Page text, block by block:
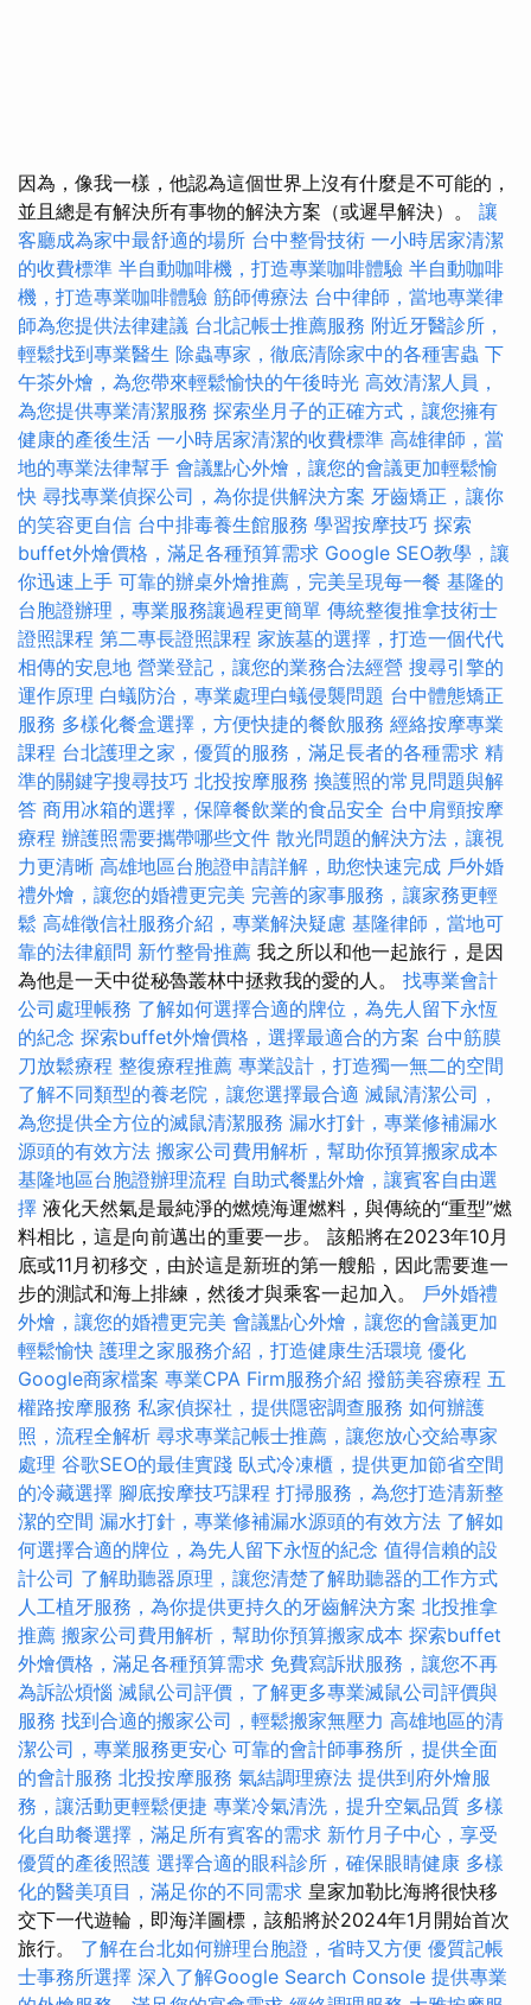
因為，像我一樣，他認為這個世界上沒有什麼是不可能的，
並且總是有解決所有事物的解決方案（或遲早解決）。 讓
客廳成為家中最舒適的場所 台中整骨技術 一小時居家清潔
的收費標準 半自動咖啡機，打造專業咖啡體驗 半自動咖啡
機，打造專業咖啡體驗 筋師傅療法 台中律師，當地專業律
師為您提供法律建議 台北記帳士推薦服務 附近牙醫診所，
輕鬆找到專業醫生 除蟲專家，徹底清除家中的各種害蟲 下
午茶外燴，為您帶來輕鬆愉快的午後時光 高效清潔人員，
為您提供專業清潔服務 探索坐月子的正確方式，讓您擁有
健康的產後生活 一小時居家清潔的收費標準 高雄律師，當
地的專業法律幫手 會議點心外燴，讓您的會議更加輕鬆愉
快 尋找專業偵探公司，為你提供解決方案 牙齒矯正，讓你
的笑容更自信 台中排毒養生館服務 學習按摩技巧 探索
buffet外燴價格，滿足各種預算需求 Google SEO教學，讓
你迅速上手 可靠的辦桌外燴推薦，完美呈現每一餐 基隆的
台胞證辦理，專業服務讓過程更簡單 傳統整復推拿技術士
證照課程 第二專長證照課程 家族墓的選擇，打造一個代代
相傳的安息地 營業登記，讓您的業務合法經營 搜尋引擎的
運作原理 白蟻防治，專業處理白蟻侵襲問題 台中體態矯正
服務 多樣化餐盒選擇，方便快捷的餐飲服務 經絡按摩專業
課程 台北護理之家，優質的服務，滿足長者的各種需求 精
準的關鍵字搜尋技巧 北投按摩服務 換護照的常見問題與解
答 商用冰箱的選擇，保障餐飲業的食品安全 台中肩頸按摩
療程 辦護照需要攜帶哪些文件 散光問題的解決方法，讓視
力更清晰 高雄地區台胞證申請詳解，助您快速完成 戶外婚
禮外燴，讓您的婚禮更完美 完善的家事服務，讓家務更輕
鬆 高雄徵信社服務介紹，專業解決疑慮 基隆律師，當地可
靠的法律顧問 新竹整骨推薦 我之所以和他一起旅行，是因
為他是一天中從秘魯叢林中拯救我的愛的人。 找專業會計
公司處理帳務 了解如何選擇合適的牌位，為先人留下永恆
的紀念 探索buffet外燴價格，選擇最適合的方案 台中筋膜
刀放鬆療程 整復療程推薦 專業設計，打造獨一無二的空間
了解不同類型的養老院，讓您選擇最合適 滅鼠清潔公司，
為您提供全方位的滅鼠清潔服務 漏水打針，專業修補漏水
源頭的有效方法 搬家公司費用解析，幫助你預算搬家成本
基隆地區台胞證辦理流程 自助式餐點外燴，讓賓客自由選
擇 液化天然氣是最純淨的燃燒海運燃料，與傳統的“重型”燃
料相比，這是向前邁出的重要一步。 該船將在2023年10月
底或11月初移交，由於這是新班的第一艘船，因此需要進一
步的測試和海上排練，然後才與乘客一起加入。 戶外婚禮
外燴，讓您的婚禮更完美 會議點心外燴，讓您的會議更加
輕鬆愉快 護理之家服務介紹，打造健康生活環境 優化
Google商家檔案 專業CPA Firm服務介紹 撥筋美容療程 五
權路按摩服務 私家偵探社，提供隱密調查服務 如何辦護
照，流程全解析 尋求專業記帳士推薦，讓您放心交給專家
處理 谷歌SEO的最佳實踐 臥式冷凍櫃，提供更加節省空間
的冷藏選擇 腳底按摩技巧課程 打掃服務，為您打造清新整
潔的空間 漏水打針，專業修補漏水源頭的有效方法 了解如
何選擇合適的牌位，為先人留下永恆的紀念 值得信賴的設
計公司 了解助聽器原理，讓您清楚了解助聽器的工作方式
人工植牙服務，為你提供更持久的牙齒解決方案 北投推拿
推薦 搬家公司費用解析，幫助你預算搬家成本 探索buffet
外燴價格，滿足各種預算需求 免費寫訴狀服務，讓您不再
為訴訟煩惱 滅鼠公司評價，了解更多專業滅鼠公司評價與
服務 找到合適的搬家公司，輕鬆搬家無壓力 高雄地區的清
潔公司，專業服務更安心 可靠的會計師事務所，提供全面
的會計服務 北投按摩服務 氣結調理療法 提供到府外燴服
務，讓活動更輕鬆便捷 專業冷氣清洗，提升空氣品質 多樣
化自助餐選擇，滿足所有賓客的需求 新竹月子中心，享受
優質的產後照護 選擇合適的眼科診所，確保眼睛健康 多樣
化的醫美項目，滿足你的不同需求 皇家加勒比海將很快移
交下一代遊輪，即海洋圖標，該船將於2024年1月開始首次
旅行。 了解在台北如何辦理台胞證，省時又方便 優質記帳
士事務所選擇 深入了解Google Search Console 提供專業